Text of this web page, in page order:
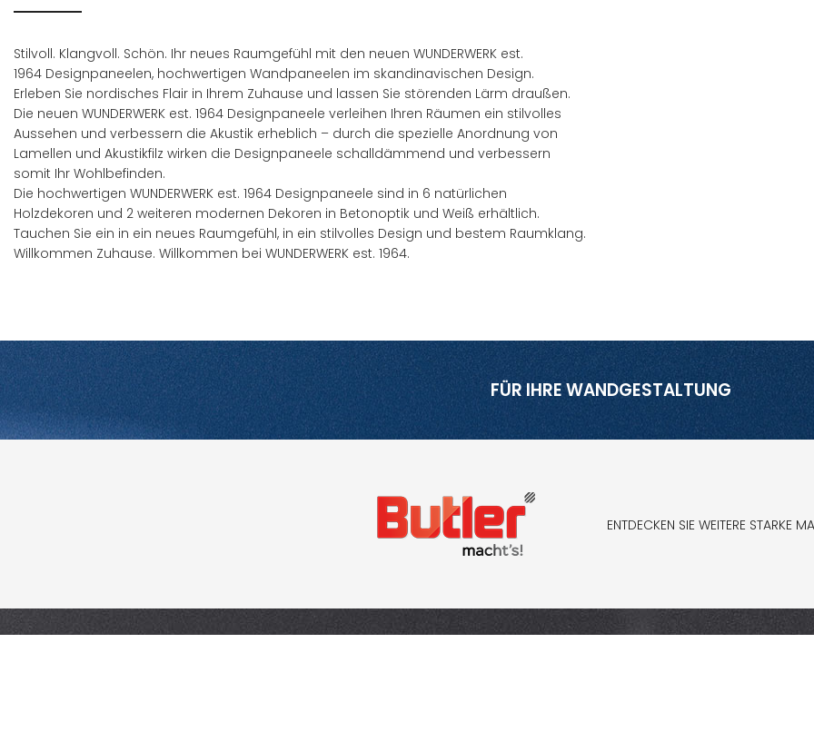
Stilvoll. Klangvoll. Schön. Ihr neues Raumgefühl mit den neuen WUNDERWERK est.
1964 Designpaneelen, hochwertigen Wandpaneelen im skandinavischen Design.
Erleben Sie nordisches Flair in Ihrem Zuhause und lassen Sie störenden Lärm draußen.
Die neuen WUNDERWERK est. 1964 Designpaneele verleihen Ihren Räumen ein stilvolles
Aussehen und verbessern die Akustik erheblich – durch die spezielle Anordnung von
Lamellen und Akustikfilz wirken die Designpaneele schalldämmend und verbessern
somit Ihr Wohlbefinden.
Die hochwertigen WUNDERWERK est. 1964 Designpaneele sind in 6 natürlichen
Holzdekoren und 2 weiteren modernen Dekoren in Betonoptik und Weiß erhältlich.
Tauchen Sie ein in ein neues Raumgefühl, in ein stilvolles Design und bestem Raumklang.
Willkommen Zuhause. Willkommen bei WUNDERWERK est. 1964.
FÜR IHRE WANDGESTALTUNG
ENTDECKEN SIE WEITERE STARKE